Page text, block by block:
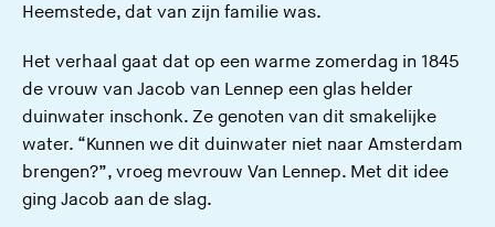
Heemstede, dat van zijn familie was.
Het verhaal gaat dat op een warme zomerdag in 1845
de vrouw van Jacob van Lennep een glas helder
duinwater inschonk. Ze genoten van dit smakelijke
water. “Kunnen we dit duinwater niet naar Amsterdam
brengen?”, vroeg mevrouw Van Lennep. Met dit idee
ging Jacob aan de slag.